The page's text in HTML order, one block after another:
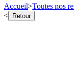
Accueil>Toutes nos
< Retour